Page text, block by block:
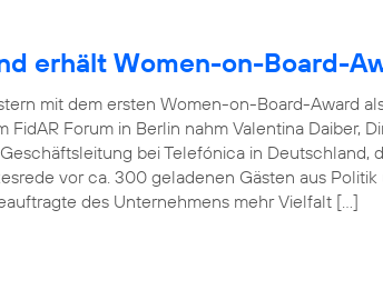
erhält Women-on-Board-
mit dem ersten Women-on-Board-Award
FidAR Forum in Berlin nahm Valentina Daiber,
bei Telefónica in Deutschland,
vor ca. 300 geladenen Gästen aus Politik
des Unternehmens mehr Vielfalt […]